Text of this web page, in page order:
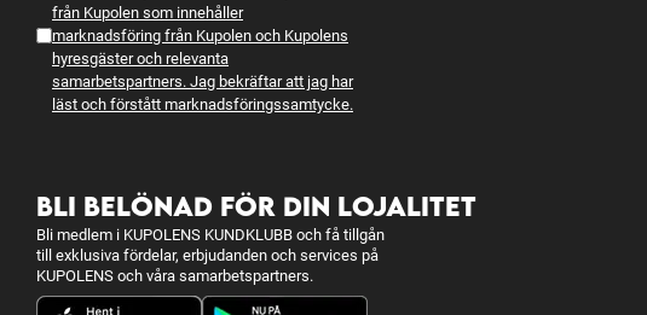
från Kupolen som innehåller
marknadsföring från Kupolen och Kupolens
hyresgäster och relevanta
samarbetspartners. Jag bekräftar att jag har
läst och förstått marknadsföringssamtycke.
BLI BELÖNAD FÖR DIN LOJALITET
Bli medlem i KUPOLENS KUNDKLUBB och få tillgån
till exklusiva fördelar, erbjudanden och services på
KUPOLENS och våra samarbetspartners.